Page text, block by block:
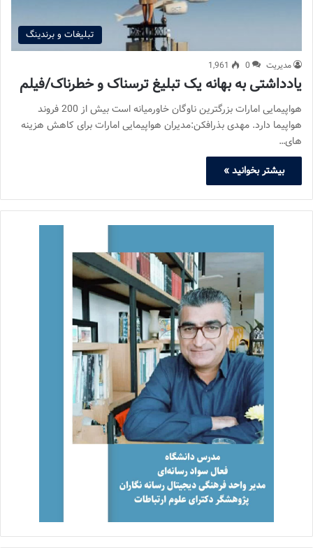
تبلیغات و برندینگ
مدیریت 0
1,961
یادداشتی به بهانه یک تبلیغ ترسناک و خطرناک/فیلم
هواپیمایی امارات بزرگترین ناوگان خاورمیانه است بیش از 200 فروند
هواپیما دارد. مهدی بذرافکن:مدیران هواپیمایی امارات برای کاهش هزینه
های…
بیشتر بخوانید »